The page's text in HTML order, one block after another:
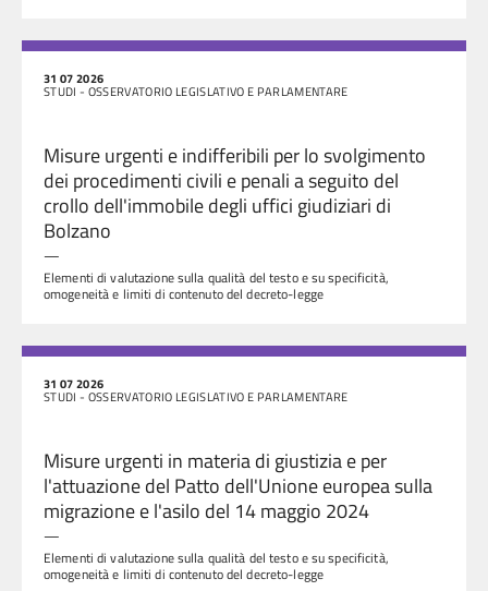
31 07 2026
STUDI - OSSERVATORIO LEGISLATIVO E PARLAMENTARE
Misure urgenti e indifferibili per lo svolgimento
dei procedimenti civili e penali a seguito del
crollo dell'immobile degli uffici giudiziari di
Bolzano
—
Elementi di valutazione sulla qualità del testo e su specificità,
omogeneità e limiti di contenuto del decreto-legge
31 07 2026
STUDI - OSSERVATORIO LEGISLATIVO E PARLAMENTARE
Misure urgenti in materia di giustizia e per
l'attuazione del Patto dell'Unione europea sulla
migrazione e l'asilo del 14 maggio 2024
—
Elementi di valutazione sulla qualità del testo e su specificità,
omogeneità e limiti di contenuto del decreto-legge